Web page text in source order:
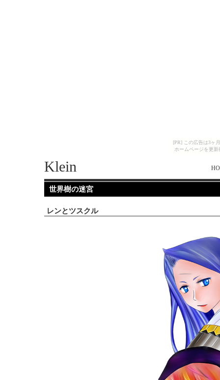
[PR] この広告は3ヶ
ホームページを更
Klein
世界樹の迷宮
レンとツスクル